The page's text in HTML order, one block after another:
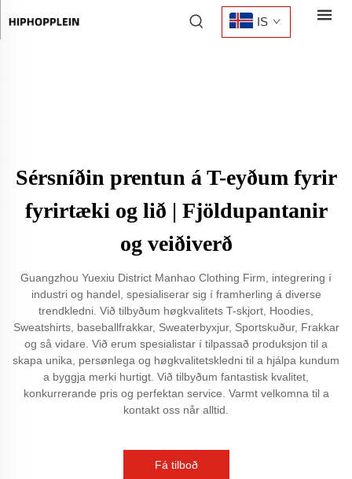
IS
Sérsníðin prentun á T-eyðum fyrir
fyrirtæki og lið | Fjöldupantanir
og veiðiverð
Guangzhou Yuexiu District Manhao Clothing Firm, integrering í
industri og handel, spesialiserar sig í framherling á diverse
trendkledni. Við tilbyðum høgkvalitets T-skjort, Hoodies,
Sweatshirts, baseballfrakkar, Sweaterbyxjur, Sportskuður, Frakkar
og så vidare. Við erum spesialistar í tilpassað produksjon til a
skapa unika, persønlega og høgkvalitetskledni til a hjálpa kundum
a byggja merki hurtigt. Við tilbyðum fantastisk kvalitet,
konkurrerande pris og perfektan service. Varmt velkomna til a
kontakt oss når alltid.
Fá tilboð